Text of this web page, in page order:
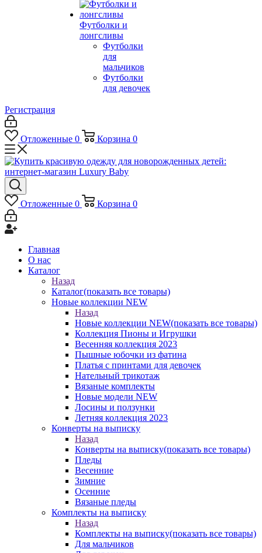
Футболки и
лонгсливы
Футболки
для
мальчиков
Футболки
для девочек
Регистрация
Отложенные 0 Корзина 0
Отложенные 0 Корзина 0
Главная
О нас
Каталог
Назад
Каталог(показать все товары)
Новые коллекции NEW
Назад
Новые коллекции NEW(показать все товары)
Коллекция Пионы и Игрушки
Весенняя коллекция 2023
Пышные юбочки из фатина
Платья с принтами для девочек
Нательный трикотаж
Вязаные комплекты
Новые модели NEW
Лосины и ползунки
Летняя коллекция 2023
Конверты на выписку
Назад
Конверты на выписку(показать все товары)
Пледы
Весенние
Зимние
Осенние
Вязаные пледы
Комплекты на выписку
Назад
Комплекты на выписку(показать все товары)
Для мальчиков